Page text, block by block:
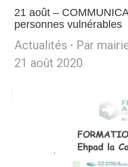
21 août –
personnes vulnérables
Actualités Par
21 août 2020